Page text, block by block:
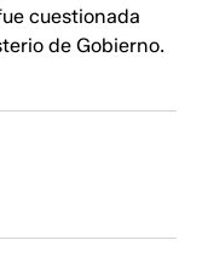
cuestionada
de Gobierno.